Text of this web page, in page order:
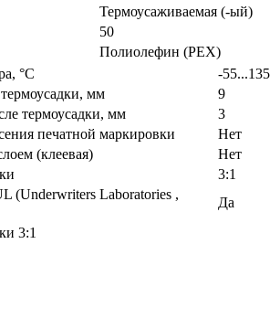
Термоусаживаемая (-ый)
50
Полиолефин (PEX)
°C
-55...135
мм
9
термоусадки, мм
3
печатной маркировки
Нет
(клеевая)
Нет
3:1
(Underwriters Laboratories ,
Да
3:1